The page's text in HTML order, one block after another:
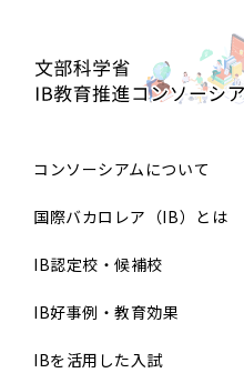
コンソーシアムについて
国際バカロレア（IB）とは
IB認定校・候補校
IB好事例・教育効果
IBを活用した入試